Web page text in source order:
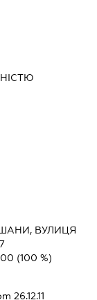
ВУЛИЦЯ
(100 %)
26.12.11